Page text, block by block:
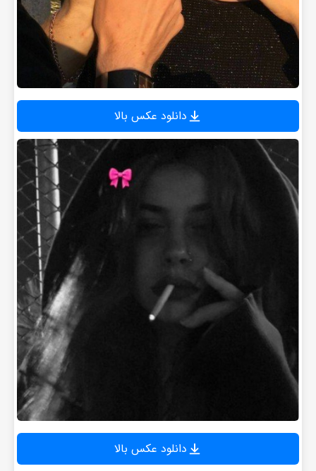
دانلود عکس بالا
دانلود عکس بالا